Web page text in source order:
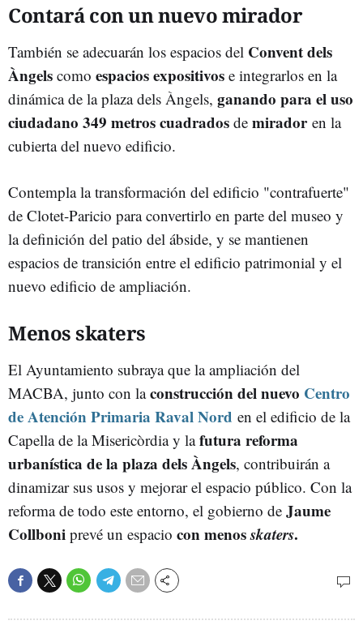
Contará con un nuevo mirador
También se adecuarán los espacios del Convent dels
Àngels como espacios expositivos e integrarlos en la
dinámica de la plaza dels Àngels, ganando para el uso
ciudadano 349 metros cuadrados de miradoren la
cubierta del nuevo edificio.
Contempla la transformación del edificio "contrafuerte"
de Clotet-Paricio para convertirlo en parte del museo y
la definición del patio del ábside, y se mantienen
espacios de transición entre el edificio patrimonial y el
nuevo edificio de ampliación.
Menos skaters
El Ayuntamiento subraya que la ampliación del
MACBA, junto con laconstrucción del nuevo Centro
de Atención Primaria Raval Nord en el edificio de la
Capella de la Misericòrdia y lafutura reforma
urbanística de la plaza dels Àngels, contribuirán a
dinamizar sus usos y mejorar el espacio público. Con la
reforma de todo este entorno, el gobierno de Jaume
Collboni prevé un espacio con menosskaters.